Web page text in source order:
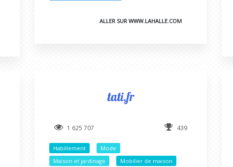
ALLER SUR WWW.LAHALLE.COM
tati.fr
1 625 707 439
Habillement
Mode
Maison et jardinage
Mobilier de maison